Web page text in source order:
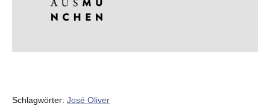
Schlagwörter: José Oliver